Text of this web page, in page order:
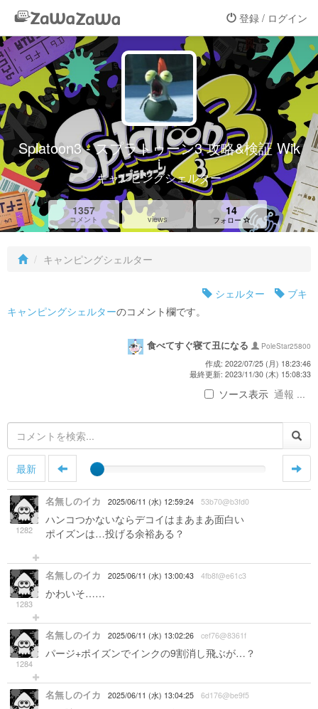
登録 / ログイン
Splatoon3 - スプラトゥーン3 攻略&検証 Wik
i
キャンピングシェルター
1357
コメント views
14
フォロー
キャンピングシェルター
シェルター
ブキ
キャンピングシェルターのコメント欄です。
食べてすぐ寝て丑になる
PoleStar25800
作成: 2022/07/25 (月) 18:23:46
最終更新: 2023/11/30 (木) 15:08:33
ソース表示 通報 ...
最新
1282
名無しのイカ 2025/06/11 (水) 12:59:24 53b70@b3fd0
ハンコつかないならデコイはまあまあ面白い
ポイズンは…投げる余裕ある？
1283
名無しのイカ 2025/06/11 (水) 13:00:43 4fb8f@e61c3
かわいそ……
1284
名無しのイカ 2025/06/11 (水) 13:02:26 cef76@8361f
パージ+ポイズンでインクの9割消し飛ぶが…？
名無しのイカ 2025/06/11 (水) 13:04:25 6d176@be9f5